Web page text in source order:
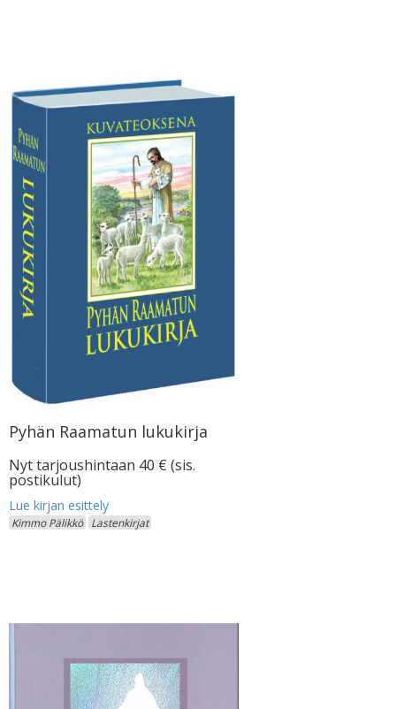
Pyhän Raamatun lukukirja
Nyt tarjoushintaan 40 € (sis.
postikulut)
Kimmo Pälikkö Lastenkirjat